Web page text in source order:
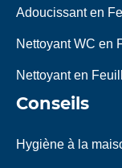
Adoucissant en
Nettoyant WC en
Nettoyant en
Conseils
Hygiène à la